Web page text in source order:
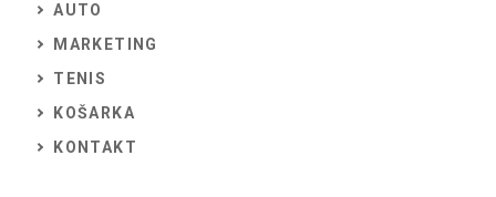
AUTO
MARKETING
TENIS
KOŠARKA
KONTAKT